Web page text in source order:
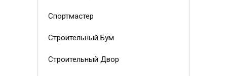
Спортмастер
Строительный Бум
Строительный Двор